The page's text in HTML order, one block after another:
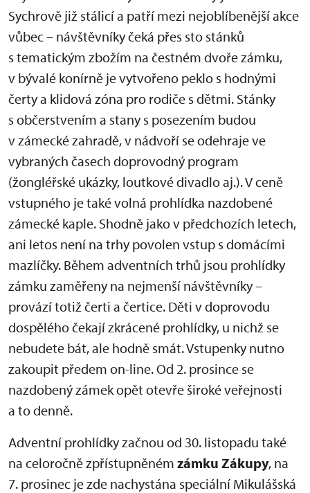
Sychrově již stálicí a patří mezi nejoblíbenější akce
vůbec – návštěvníky čeká přes sto stánků
s tematickým zbožím na čestném dvoře zámku,
v bývalé konírně je vytvořeno peklo s hodnými
čerty a klidová zóna pro rodiče s dětmi. Stánky
s občerstvením a stany s posezením budou
v zámecké zahradě, v nádvoří se odehraje ve
vybraných časech doprovodný program
(žongléřské ukázky, loutkové divadlo aj.). V ceně
vstupného je také volná prohlídka nazdobené
zámecké kaple. Shodně jako v předchozích letech,
ani letos není na trhy povolen vstup s domácími
mazlíčky. Během adventních trhů jsou prohlídky
zámku zaměřeny na nejmenší návštěvníky –
provází totiž čerti a čertice. Děti v doprovodu
dospělého čekají zkrácené prohlídky, u nichž se
nebudete bát, ale hodně smát. Vstupenky nutno
zakoupit předem on-line. Od 2. prosince se
nazdobený zámek opět otevře široké veřejnosti
a to denně.
Adventní prohlídky začnou od 30. listopadu také
na celoročně zpřístupněném zámku Zákupy, na
7. prosinec je zde nachystána speciální Mikulášská